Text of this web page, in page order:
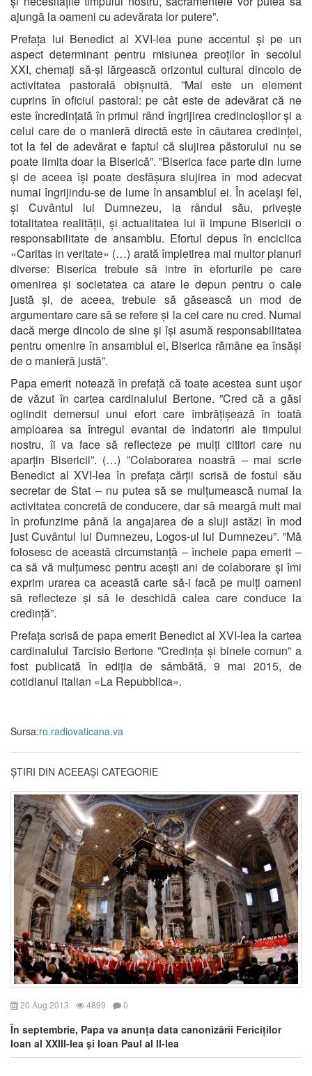
ajungă la oameni cu adevărata lor putere”.
Prefața lui Benedict al XVI-lea pune accentul și pe un
aspect determinant pentru misiunea preoților în secolul
XXI, chemați să-și lărgească orizontul cultural dincolo de
activitatea pastorală obișnuită. ”Mai este un element
cuprins în oficiul pastoral: pe cât este de adevărat că ne
este încredințată în primul rând îngrijirea credincioșilor și a
celui care de o manieră directă este în căutarea credinței,
tot la fel de adevărat e faptul că slujirea păstorului nu se
poate limita doar la Biserică”. ”Biserica face parte din lume
și de aceea își poate desfășura slujirea în mod adecvat
numai îngrijindu-se de lume în ansamblul ei. În același fel,
și Cuvântul lui Dumnezeu, la rândul său, privește
totalitatea realității, și actualitatea lui îi impune Bisericii o
responsabilitate de ansamblu. Efortul depus în enciclica
«Caritas in veritate» (…) arată împletirea mai multor planuri
diverse: Biserica trebuie să intre în eforturile pe care
omenirea și societatea ca atare le depun pentru o cale
justă și, de aceea, trebuie să găsească un mod de
argumentare care să se refere și la cei care nu cred. Numai
dacă merge dincolo de sine și își asumă responsabilitatea
pentru omenire în ansamblul ei, Biserica rămâne ea însăși
de o manieră justă”.
Papa emerit notează în prefață că toate acestea sunt ușor
de văzut în cartea cardinalului Bertone. ”Cred că a găsi
oglindit demersul unui efort care îmbrățișează în toată
amploarea sa întregul evantai de îndatoriri ale timpului
nostru, îi va face să reflecteze pe mulți cititori care nu
aparțin Bisericii”. (…) ”Colaborarea noastră – mai scrie
Benedict al XVI-lea în prefața cărții scrisă de fostul său
secretar de Stat – nu putea să se mulțumească numai la
activitatea concretă de conducere, dar să meargă mult mai
în profunzime până la angajarea de a sluji astăzi în mod
just Cuvântul lui Dumnezeu, Logos-ul lui Dumnezeu”. ”Mă
folosesc de această circumstanță – încheie papa emerit –
ca să vă mulțumesc pentru acești ani de colaborare și îmi
exprim urarea ca această carte să-i facă pe mulți oameni
să reflecteze și să le deschidă calea care conduce la
credință”.
Prefața scrisă de papa emerit Benedict al XVI-lea la cartea
cardinalului Tarcisio Bertone ”Credința și binele comun” a
fost publicată în ediția de sâmbătă, 9 mai 2015, de
cotidianul italian «La Repubblica».
Sursa:ro.radiovaticana.va
ȘTIRI DIN ACEEAȘI CATEGORIE
20 Aug 2013 4899 0
În septembrie, Papa va anunța data canonizării Fericiților
Ioan al XXIII-lea și Ioan Paul al II-lea